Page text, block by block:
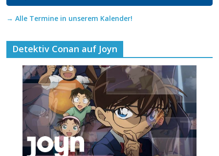
→ Alle Termine in unserem Kalender!
Detektiv Conan auf Joyn